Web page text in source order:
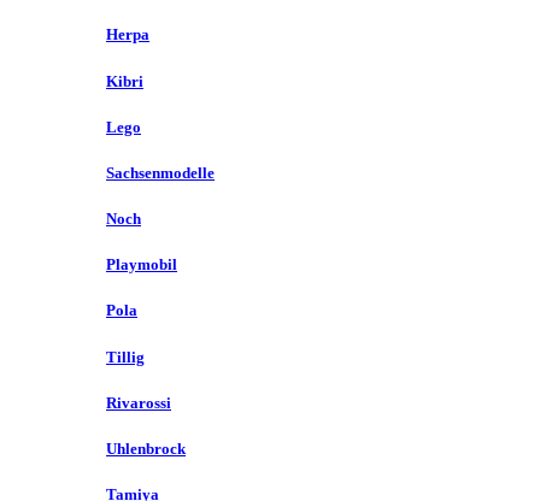
Herpa
Kibri
Lego
Sachsenmodelle
Noch
Playmobil
Pola
Tillig
Rivarossi
Uhlenbrock
Tamiya